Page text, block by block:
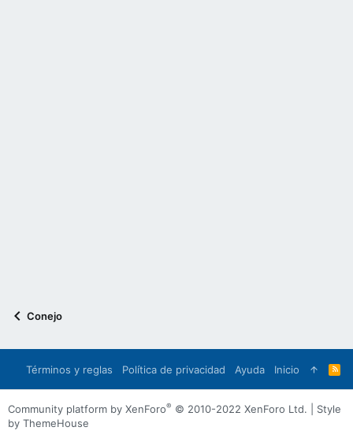
Conejo
Términos y reglas Política de privacidad Ayuda Inicio
R
S
S
Community platform by XenForo® © 2010-2022 XenForo Ltd.
Style
by ThemeHouse